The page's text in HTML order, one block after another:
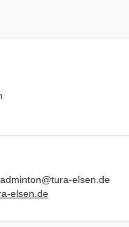
elsen.de
elsen.de